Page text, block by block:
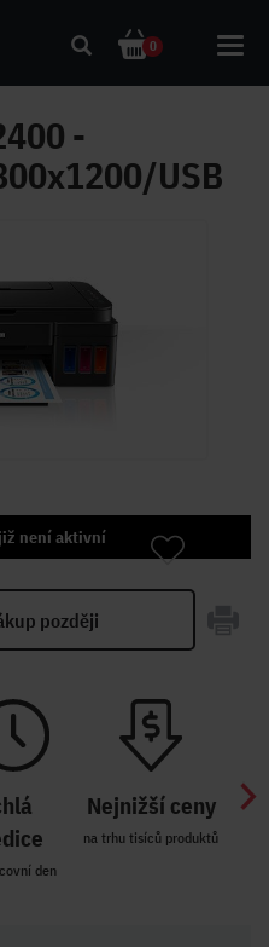
0
-
USB
není aktivní
později
den
Nejnižší ceny
na trhu tisíců produktů